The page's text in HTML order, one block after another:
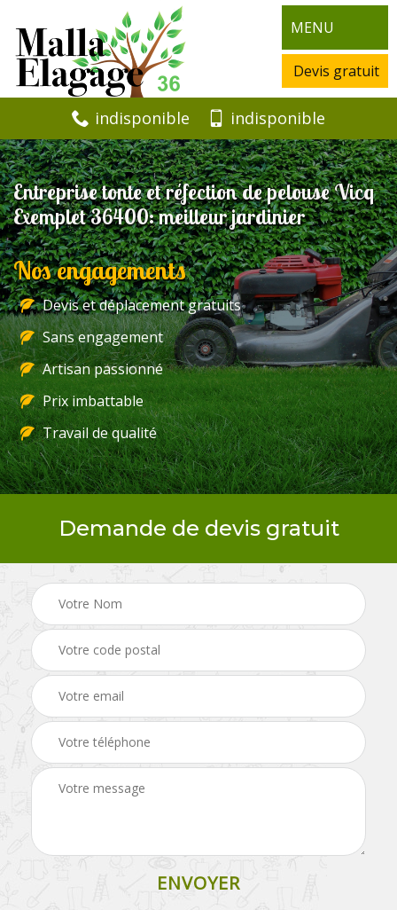
MENU
Devis gratuit
indisponible indisponible
Entreprise tonte et réfection de pelouse Vicq
Exemplet 36400: meilleur jardinier
Nos engagements
Devis et déplacement gratuits
Sans engagement
Artisan passionné
Prix imbattable
Travail de qualité
Demande de devis gratuit